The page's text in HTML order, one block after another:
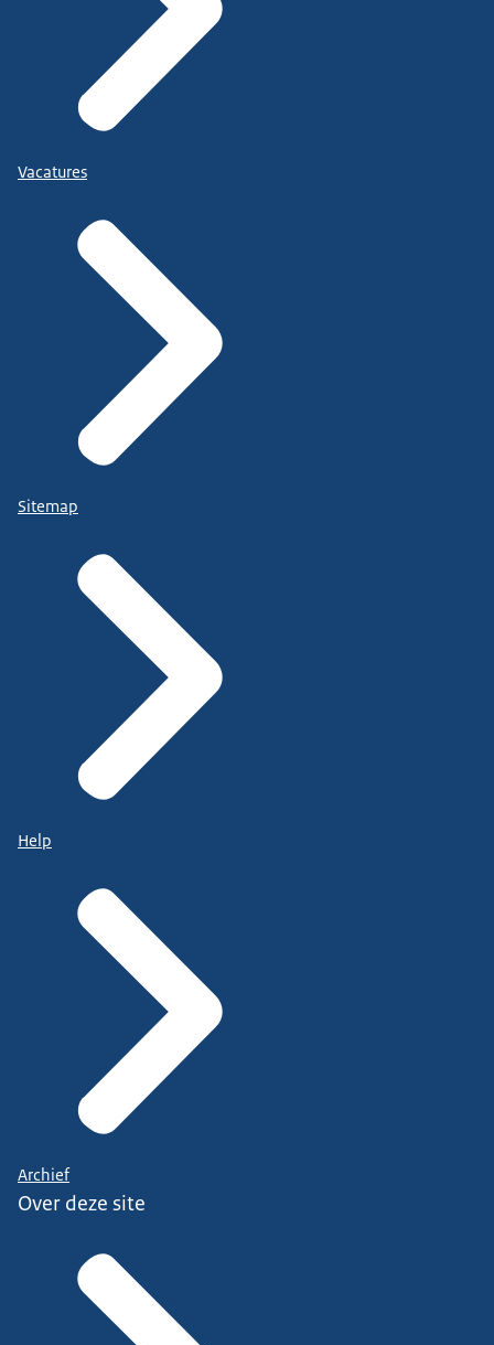
Vacatures
Sitemap
Help
Archief
Over deze site